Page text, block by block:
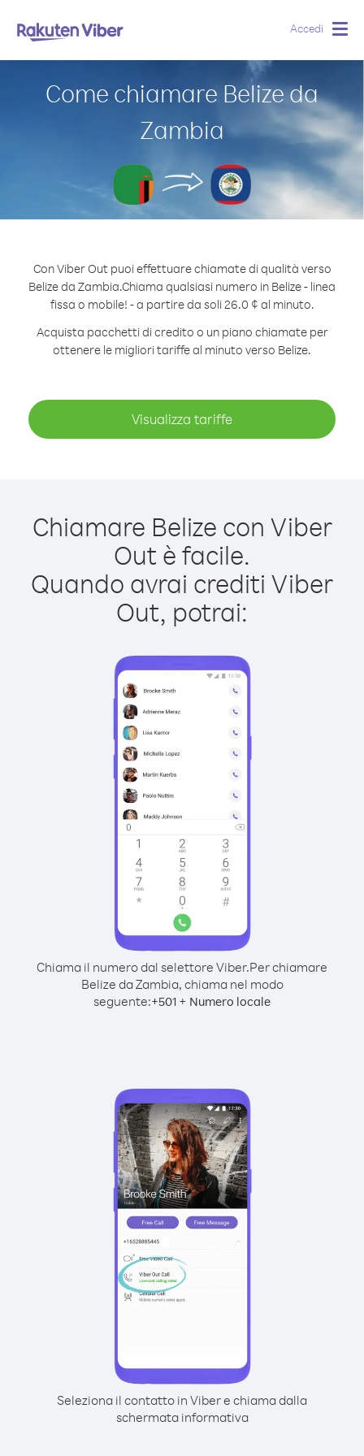
Accedi
Come chiamare Belize da
Zambia
Con Viber Out puoi effettuare chiamate di qualità verso
Belize da Zambia.Chiama qualsiasi numero in Belize - linea
fissa o mobile! - a partire da soli 26.0 ¢ al minuto.
Acquista pacchetti di credito o un piano chiamate per
ottenere le migliori tariffe al minuto verso Belize.
Visualizza tariffe
Chiamare Belize con Viber
Out è facile.
Quando avrai crediti Viber
Out, potrai:
Chiama il numero dal selettore Viber.Per chiamare
Belize da Zambia, chiama nel modo
seguente:+501 + Numero locale
Seleziona il contatto in Viber e chiama dalla
schermata informativa